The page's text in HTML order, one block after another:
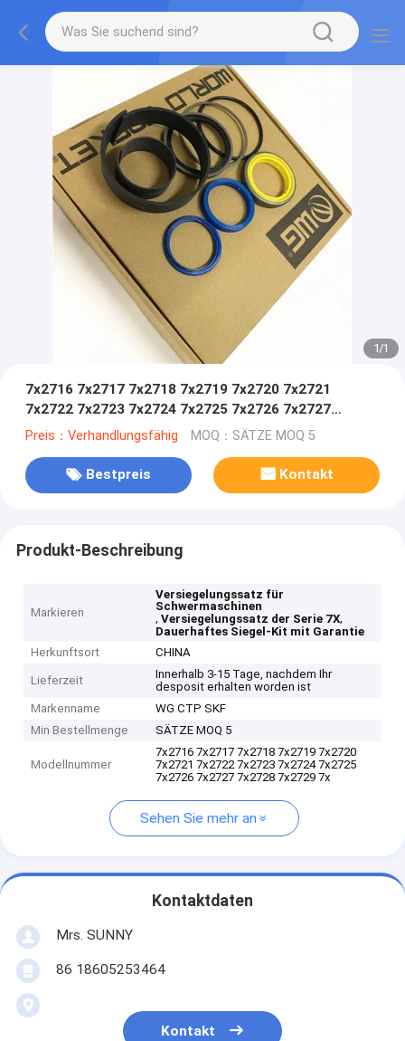
1/1
7x2716 7x2717 7x2718 7x2719 7x2720 7x2721
7x2722 7x2723 7x2724 7x2725 7x2726 7x2727
7x2728 7x2729 7x2730 7x2731 7x2732 7x2730
Preis：Verhandlungsfähig MOQ：SÄTZE MOQ 5
Bestpreis Kontakt
Produkt-Beschreibung
Markieren
Versiegelungssatz für
Schwermaschinen
,Versiegelungssatz der Serie 7X,
Dauerhaftes Siegel-Kit mit Garantie
Herkunftsort
CHINA
Lieferzeit
Innerhalb 3-15 Tage, nachdem Ihr
desposit erhalten worden ist
Markenname
WG CTP SKF
Min Bestellmenge
SÄTZE MOQ 5
Modellnummer
7x2716 7x2717 7x2718 7x2719 7x2720
7x2721 7x2722 7x2723 7x2724 7x2725
7x2726 7x2727 7x2728 7x2729 7x
Sehen Sie mehr an
Kontaktdaten
Mrs. SUNNY
86 18605253464
Kontakt